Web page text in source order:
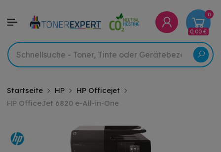
0
0,00 €
Startseite HP
HP Officejet
HP OfficeJet 6820 e-All-in-One